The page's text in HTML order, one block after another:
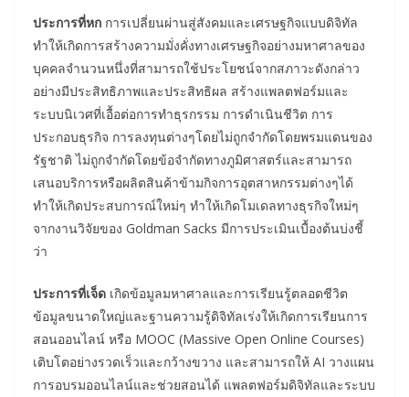
ประการที่หก การเปลี่ยนผ่านสู่สังคมและเศรษฐกิจแบบดิจิทัล
ทำให้เกิดการสร้างความมั่งคั่งทางเศรษฐกิจอย่างมหาศาลของ
บุคคลจำนวนหนึ่งที่สามารถใช้ประโยชน์จากสภาวะดังกล่าว
อย่างมีประสิทธิภาพและประสิทธิผล สร้างแพลตฟอร์มและ
ระบบนิเวศที่เอื้อต่อการทำธุรกรรม การดำเนินชีวิต การ
ประกอบธุรกิจ การลงทุนต่างๆโดยไม่ถูกจำกัดโดยพรมแดนของ
รัฐชาติ ไม่ถูกจำกัดโดยข้อจำกัดทางภูมิศาสตร์และสามารถ
เสนอบริการหรือผลิตสินค้าข้ามกิจการอุตสาหกรรมต่างๆได้
ทำให้เกิดประสบการณ์ใหม่ๆ ทำให้เกิดโมเดลทางธุรกิจใหม่ๆ
จากงานวิจัยของ Goldman Sacks มีการประเมินเบื้องต้นบ่งชี้
ว่า
ประการที่เจ็ด เกิดข้อมูลมหาศาลและการเรียนรู้ตลอดชีวิต
ข้อมูลขนาดใหญ่และฐานความรู้ดิจิทัลเร่งให้เกิดการเรียนการ
สอนออนไลน์ หรือ MOOC (Massive Open Online Courses)
เติบโตอย่างรวดเร็วและกว้างขวาง และสามารถให้ AI วางแผน
การอบรมออนไลน์และช่วยสอนได้ แพลตฟอร์มดิจิทัลและระบบ